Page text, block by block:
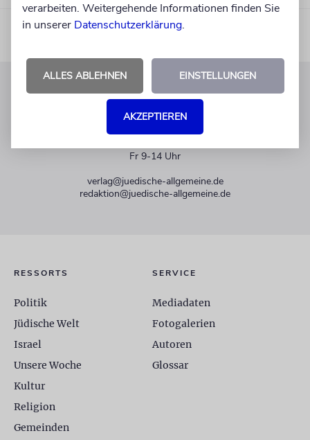
KUNDENSERVICE
Fr 9-14 Uhr
verlag@juedische-allgemeine.de
redaktion@juedische-allgemeine.de
RESSORTS
Politik
Jüdische Welt
Israel
Unsere Woche
Kultur
Religion
Gemeinden
SERVICE
Mediadaten
Fotogalerien
Autoren
Glossar
verarbeiten. Weitergehende Informationen finden Sie
in unserer Datenschutzerklärung.
ALLES ABLEHNEN EINSTELLUNGEN
AKZEPTIEREN